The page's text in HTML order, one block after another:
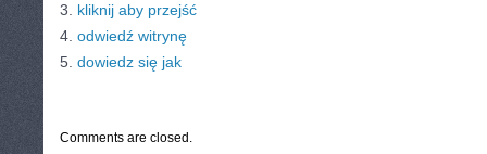
3. kliknij aby przejść
4. odwiedź witrynę
5. dowiedz się jak
Comments are closed.